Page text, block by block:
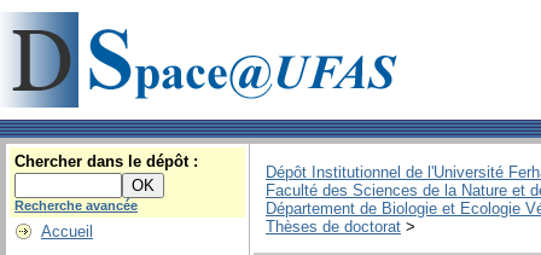
Chercher dans le dépôt :
Recherche avancée
Accueil
Dépôt Institutionnel de l'Université
Faculté des Sciences de la Nature et
Département de Biologie et Ecologie
Thèses de doctorat >